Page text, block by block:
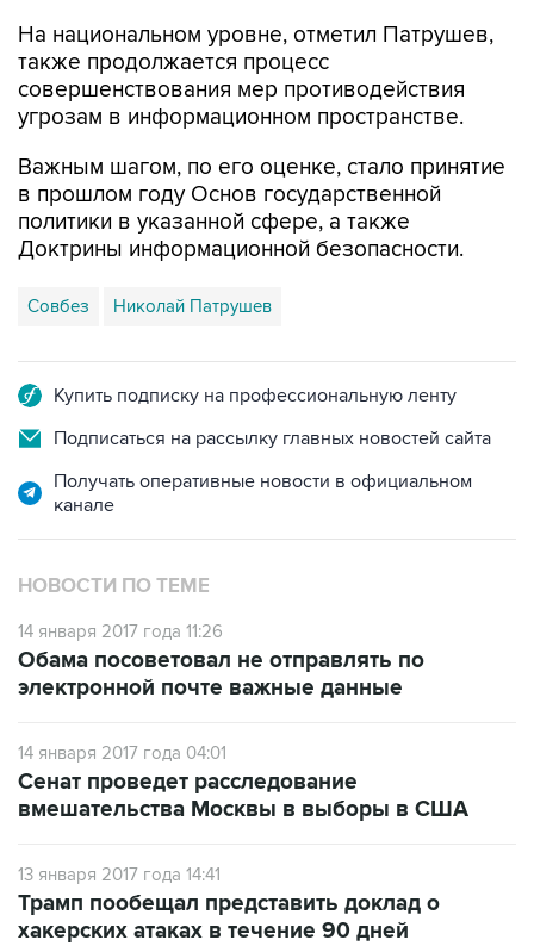
На национальном уровне, отметил Патрушев,
также продолжается процесс
совершенствования мер противодействия
угрозам в информационном пространстве.
Важным шагом, по его оценке, стало принятие
в прошлом году Основ государственной
политики в указанной сфере, а также
Доктрины информационной безопасности.
Совбез Николай Патрушев
Купить подписку на профессиональную ленту
Подписаться на рассылку главных новостей сайта
Получать оперативные новости в официальном
канале
НОВОСТИ ПО ТЕМЕ
14 января 2017 года 11:26
Обама посоветовал не отправлять по
электронной почте важные данные
14 января 2017 года 04:01
Сенат проведет расследование
вмешательства Москвы в выборы в США
13 января 2017 года 14:41
Трамп пообещал представить доклад о
хакерских атаках в течение 90 дней